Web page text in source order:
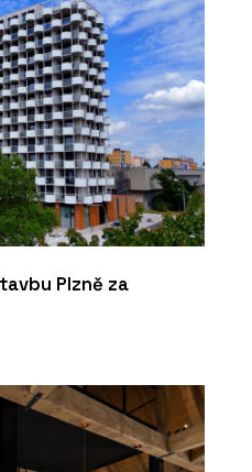
Plzně za